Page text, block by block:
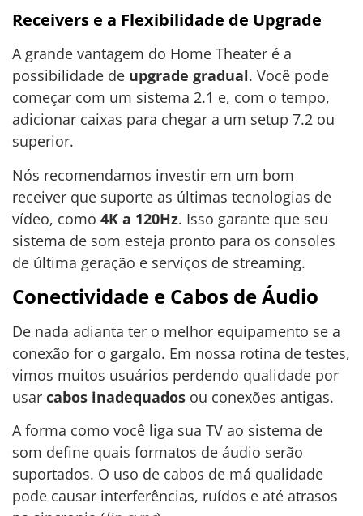
Receivers e a Flexibilidade de Upgrade
A grande vantagem do Home Theater é a
possibilidade de upgrade gradual. Você pode
começar com um sistema 2.1 e, com o tempo,
adicionar caixas para chegar a um setup 7.2 ou
superior.
Nós recomendamos investir em um bom
receiver que suporte as últimas tecnologias de
vídeo, como 4K a 120Hz. Isso garante que seu
sistema de som esteja pronto para os consoles
de última geração e serviços de streaming.
Conectividade e Cabos de Áudio
De nada adianta ter o melhor equipamento se a
conexão for o gargalo. Em nossa rotina de testes,
vimos muitos usuários perdendo qualidade por
usar cabos inadequados ou conexões antigas.
A forma como você liga sua TV ao sistema de
som define quais formatos de áudio serão
suportados. O uso de cabos de má qualidade
pode causar interferências, ruídos e até atrasos